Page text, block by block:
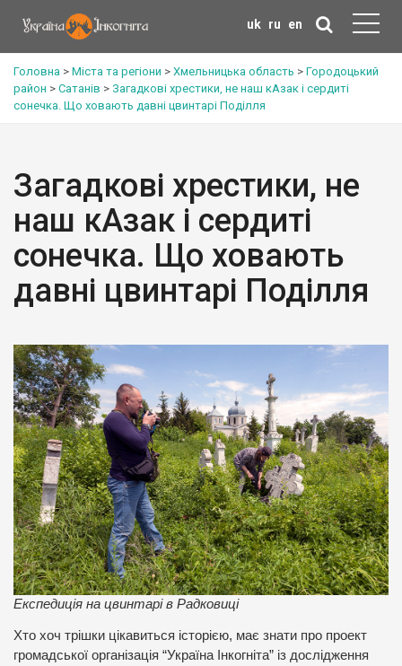
uk ru en
Головна > Міста та регіони > Хмельницька область > Городоцький
район > Сатанів > Загадкові хрестики, не наш кАзак і сердиті
сонечка. Що ховають давні цвинтарі Поділля
Загадкові хрестики, не
наш кАзак і сердиті
сонечка. Що ховають
давні цвинтарі Поділля
Експедиція на цвинтарі в Радковиці
Хто хоч трішки цікавиться історією, має знати про проект
громадської організація “Україна Інкогніта” із дослідження